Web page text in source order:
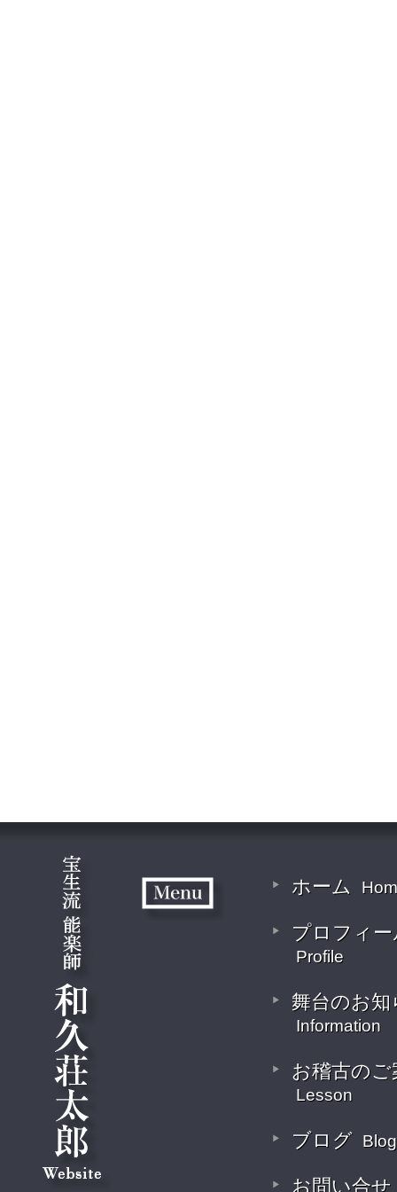
ホーム
プロフィー
Profile
舞台のお知
Information
お稽古のご
Lesson
ブログ Blog
お問い合せ